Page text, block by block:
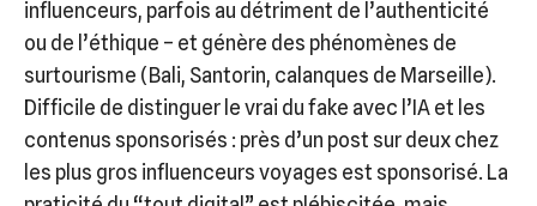
influenceurs, parfois au détriment de l’authenticité
ou de l’éthique – et génère des phénomènes de
surtourisme (Bali, Santorin, calanques de Marseille).
Difficile de distinguer le vrai du fake avec l’IA et les
contenus sponsorisés : près d’un post sur deux chez
les plus gros influenceurs voyages est sponsorisé. La